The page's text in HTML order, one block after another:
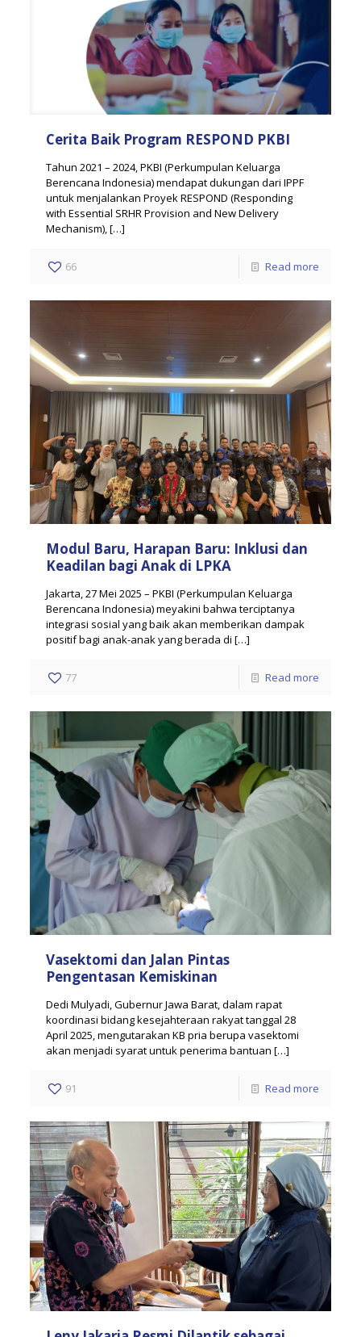
Cerita Baik Program RESPOND PKBI
Tahun 2021 – 2024, PKBI (Perkumpulan Keluarga
Berencana Indonesia) mendapat dukungan dari IPPF
untuk menjalankan Proyek RESPOND (Responding
with Essential SRHR Provision and New Delivery
Mechanism),[…]
66 Read more
Modul Baru, Harapan Baru: Inklusi dan
Keadilan bagi Anak di LPKA
Jakarta, 27 Mei 2025 – PKBI (Perkumpulan Keluarga
Berencana Indonesia) meyakini bahwa terciptanya
integrasi sosial yang baik akan memberikan dampak
positif bagi anak-anak yang berada di […]
77 Read more
Vasektomi dan Jalan Pintas
Pengentasan Kemiskinan
Dedi Mulyadi, Gubernur Jawa Barat, dalam rapat
koordinasi bidang kesejahteraan rakyat tanggal 28
April 2025, mengutarakan KB pria berupa vasektomi
akan menjadi syarat untuk penerima bantuan […]
91 Read more